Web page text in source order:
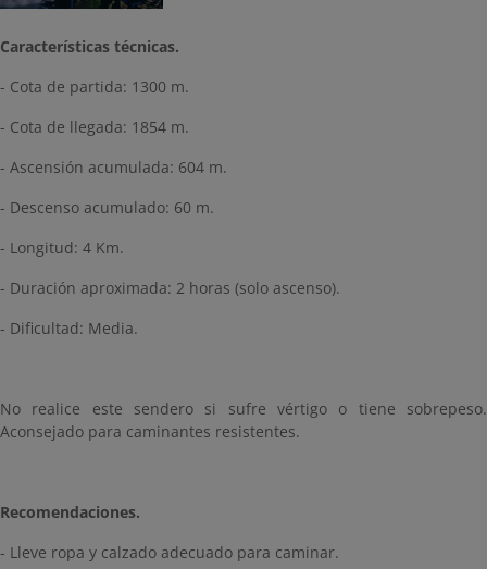
Características técnicas.
- Cota de partida: 1300 m.
- Cota de llegada: 1854 m.
- Ascensión acumulada: 604 m.
- Descenso acumulado: 60 m.
- Longitud: 4 Km.
- Duración aproximada: 2 horas (solo ascenso).
- Dificultad: Media.
No realice este sendero si sufre vértigo o tiene sobrepeso.
Aconsejado para caminantes resistentes.
Recomendaciones.
- Lleve ropa y calzado adecuado para caminar.